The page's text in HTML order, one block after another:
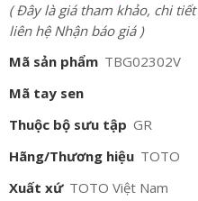
( Đây là giá tham khảo, chi tiết
liên hệ Nhận báo giá )
Mã sản phẩm TBG02302V
Mã tay sen
Thuộc bộ sưu tập GR
Hãng/Thương hiệu TOTO
Xuất xứ TOTO Việt Nam